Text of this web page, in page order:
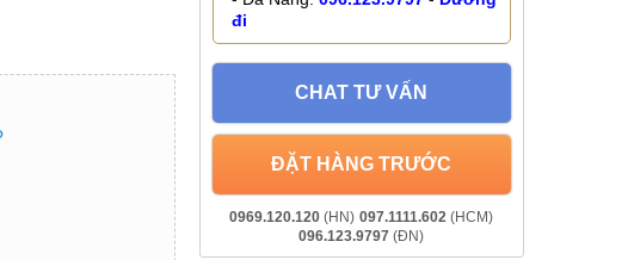
đi
CHAT TƯ VẤN
ĐẶT HÀNG TRƯỚC
0969.120.120 (HN) 097.1111.602 (HCM)
096.123.9797 (ĐN)